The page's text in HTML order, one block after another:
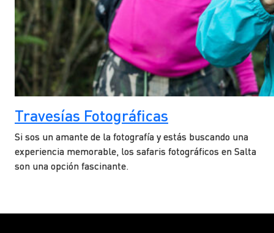
Travesías Fotográficas
Si sos un amante de la fotografía y estás buscando una
experiencia memorable, los safaris fotográficos en Salta
son una opción fascinante.